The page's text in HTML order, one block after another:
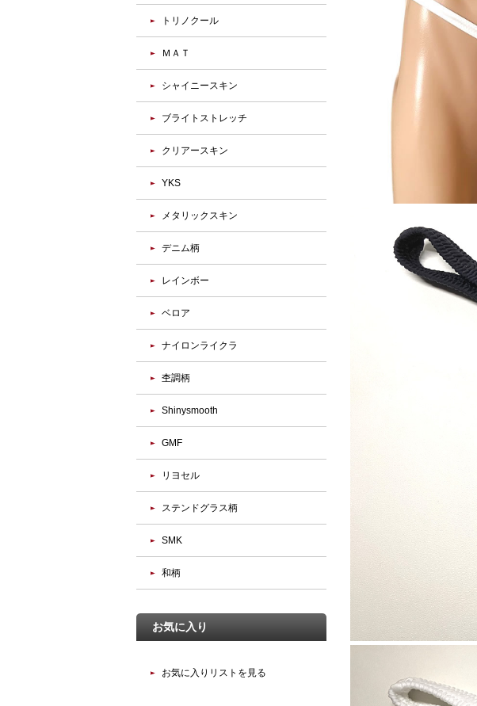
トリノクール
ＭＡＴ
シャイニースキン
ブライトストレッチ
クリアースキン
YKS
メタリックスキン
デニム柄
レインボー
ベロア
ナイロンライクラ
杢調柄
Shinysmooth
GMF
リヨセル
ステンドグラス柄
SMK
和柄
お気に入り
お気に入りリストを見る